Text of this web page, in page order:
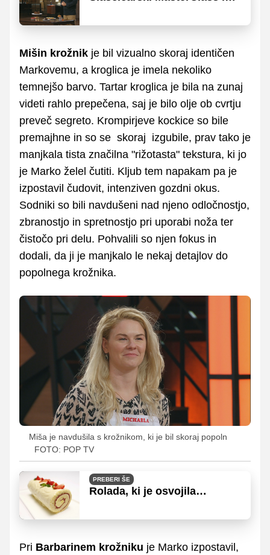
Mišin krožnik je bil vizualno skoraj identičen
Markovemu, a kroglica je imela nekoliko
temnejšo barvo. Tartar kroglica je bila na zunaj
videti rahlo prepečena, saj je bilo olje ob cvrtju
preveč segreto. Krompirjeve kockice so bile
premajhne in so se skoraj izgubile, prav tako je
manjkala tista značilna "rižotasta" tekstura, ki jo
je Marko želel čutiti. Kljub tem napakam pa je
izpostavil čudovit, intenziven gozdni okus.
Sodniki so bili navdušeni nad njeno odločnostjo,
zbranostjo in spretnostjo pri uporabi noža ter
čistočo pri delu. Pohvalili so njen fokus in
dodali, da ji je manjkalo le nekaj detajlov do
popolnega krožnika.
Miša je navdušila s krožnikom, ki je bil skoraj popoln
FOTO: POP TV
PREBERI ŠE
Rolada, ki je osvojila
Pri Barbarinem krožniku je Marko izpostavil,